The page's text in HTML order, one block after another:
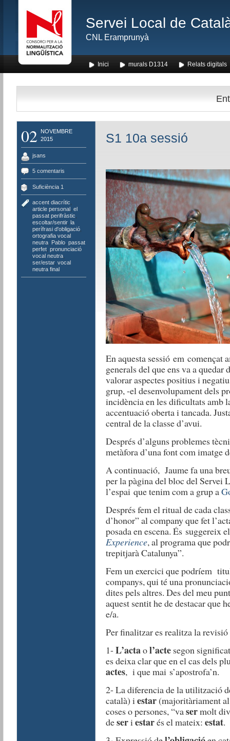
Servei Local de
CNL Eramprunyà
Inici murals D1314 Relats digitals
02
NOVEMBRE
2015
jsans
5 comentaris
Suficiència 1
accent diacrític
article personal, el
passat perifràstic
escoltar/sentir, la
perífrasi d'obligació,
ortografia vocal
neutra, Pablo, passat
perfet, pronunciació
vocal neutra,
ser/estar, vocal
neutra final
S1 10a sessió
En aquesta sessió em començat
generals del que ens va a quedar
valorar aspectes positius i
grup, -el desenvolupament dels
incidència en les dificultats amb
accentuació oberta i tancada.
central de la classe d’avui.
Després d’alguns problemes
metàfora d’una font com imatge
A continuació, Jaume fa una
per la pàgina del bloc del Servei
l’espai que tenim com a grup a
Després fem el ritual de cada
d’honor” al company que fet
posada en escena. És suggereix
Experience, al programa que
trepitjarà Catalunya”.
Fem un exercici que podríem
companys, qui té una
dites pels altres. Des del meu
aquest sentit he de destacar que
e/a.
Per finalitzar es realitza la revisió
1- L’actaol’actesegon
es deixa clar que en el cas dels
actes, i que mai s’apostrofa’n.
2- La diferencia de la utilització
català) iestar(majoritàriament
coses o persones, “vasermolt
deseriestarés el mateix: estat.